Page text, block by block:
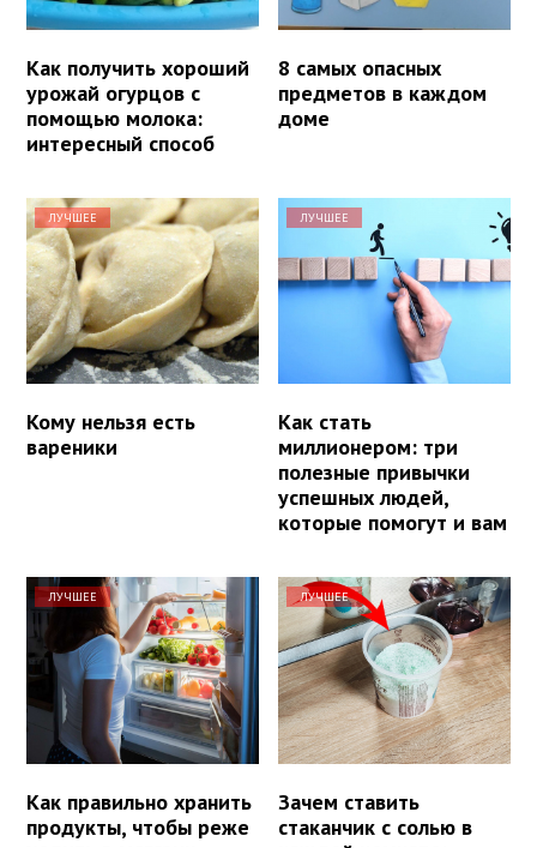
Как получить хороший
урожай огурцов с
помощью молока:
интересный способ
8 самых опасных
предметов в каждом
доме
ЛУЧШЕЕ
Кому нельзя есть
вареники
ЛУЧШЕЕ
Как стать
миллионером: три
полезные привычки
успешных людей,
которые помогут и вам
ЛУЧШЕЕ
Как правильно хранить
продукты, чтобы реже
ЛУЧШЕЕ
Зачем ставить
стаканчик с солью в